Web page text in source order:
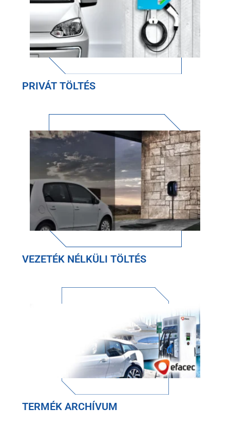
PRIVÁT TÖLTÉS
VEZETÉK NÉLKÜLI TÖLTÉS
TERMÉK ARCHÍVUM